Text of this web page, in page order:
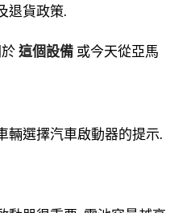
退貨政策.
這個設備 或今天從亞馬
輛選擇汽車啟動器的提示.